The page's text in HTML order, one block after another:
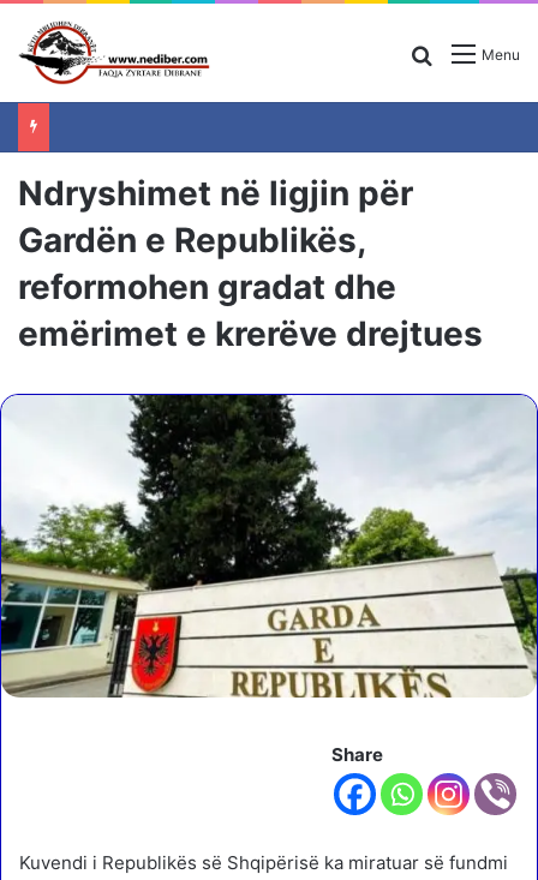
Menu
Search for
Ndryshimet në ligjin për
Gardën e Republikës,
reformohen gradat dhe
emërimet e krerëve drejtues
Share
Kuvendi i Republikës së Shqipërisë ka miratuar së fundmi